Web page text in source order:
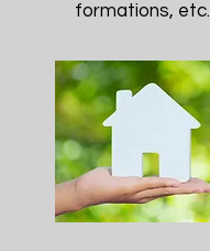
formations, etc.